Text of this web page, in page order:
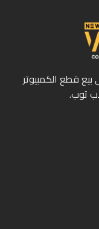
قطع الكمبيوتر
توب.